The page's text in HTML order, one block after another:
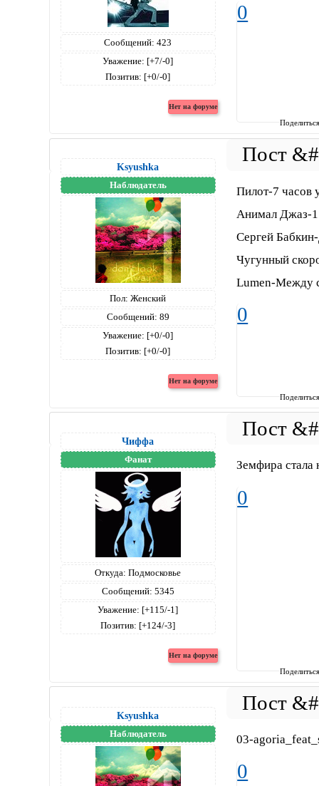
Сообщений: 423
Уважение: [+7/-0]
Позитив: [+0/-0]
0
Ksyushka
Наблюдатель
Пол: Женский
Сообщений: 89
Уважение: [+0/-0]
Позитив: [+0/-0]
Пилот-7 часов
Анимал Джаз-
Сергей
Чугунный
Lumen-Между
0
Чиффа
Фанат
Откуда: Подмосковье
Сообщений: 5345
Уважение: [+115/-1]
Позитив: [+124/-3]
Земфира стала
0
Ksyushka
Наблюдатель 03-
0